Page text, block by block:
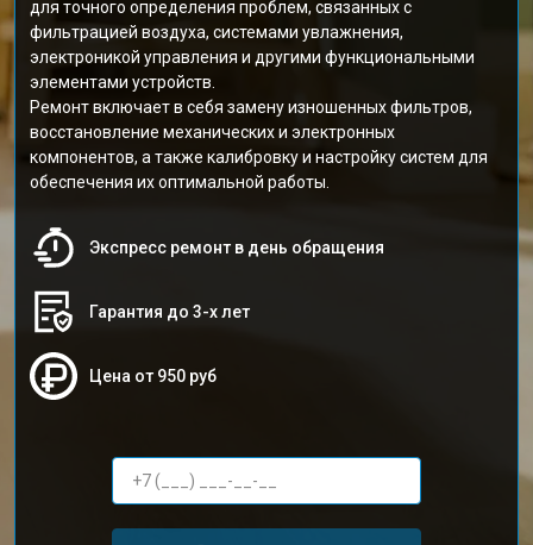
для точного определения проблем, связанных с
фильтрацией воздуха, системами увлажнения,
электроникой управления и другими функциональными
элементами устройств.
Ремонт включает в себя замену изношенных фильтров,
восстановление механических и электронных
компонентов, а также калибровку и настройку систем для
обеспечения их оптимальной работы.
Экспресс ремонт в день обращения
Гарантия до 3-х лет
Цена от 950 руб